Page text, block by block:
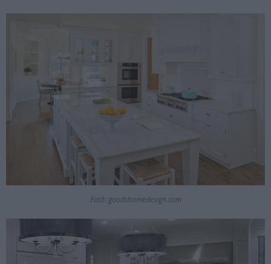
Fotó: goodshomedesign.com